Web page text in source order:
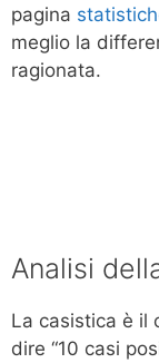
pagina
meglio la
ragionata.
Analisi
La casistica è il
dire “10 casi